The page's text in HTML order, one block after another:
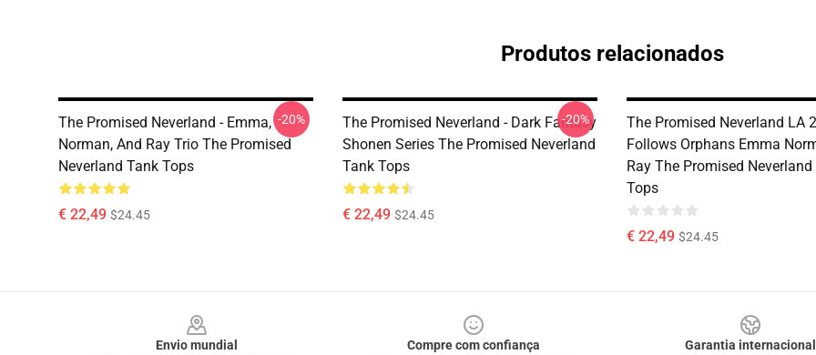
Produtos relacionados
The Promised Neverland - Emma,
Norman, And Ray Trio The Promised
Neverland Tank Tops
€ 22,49 $24.45
-20%
The Promised Neverland - Dark Fantasy
Shonen Series The Promised Neverland
Tank Tops
€ 22,49 $24.45
-20%
The Promised Neverland LA
Follows Orphans Emma
Ray The Promised
Tops
€ 22,49 $24.45
Envio mundial
Compre com confiança
Garantia internacional